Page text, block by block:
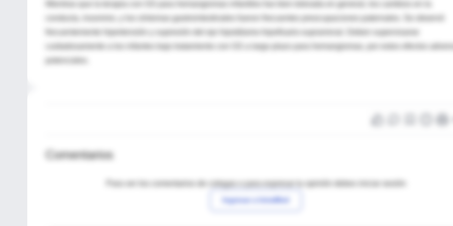
Mientras que la terapia con GS para hemangiomas infantiles fue bien tolerada en general, los cambios en la
conducta, insomnio, y los síntomas gastrointestinales fueron frecuentes preocupaciones paternales. Se observó
frecuentemente hipertensión y supresión del eje hipotálamo-hipofisario-suprarrenal. Deben supervisarse
cuidadosamente a los infantes bajo tratamiento con GS a largo plazo para hemangiomas, por estos efectos
Comentarios
Para ver los comentarios de colegas o para expresar tu opinión debes iniciar sesión
Ingresar a IntraMed